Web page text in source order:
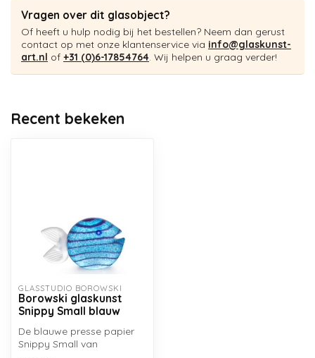
Vragen over dit glasobject?
Of heeft u hulp nodig bij het bestellen? Neem dan gerust
contact op met onze klantenservice via info@glaskunst-
art.nl of +31 (0)6-17854764. Wij helpen u graag verder!
Recent bekeken
GLASSTUDIO BOROWSKI
Borowski glaskunst
Snippy Small blauw
De blauwe presse papier
Snippy Small van